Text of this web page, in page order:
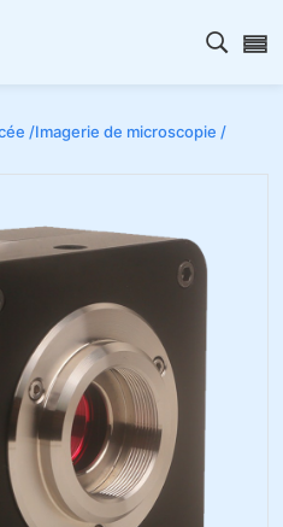
Ouvrir
/Imagerie de microscopie /